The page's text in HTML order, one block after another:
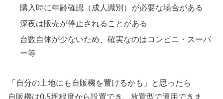
購入時に年齢確認（成人識別）が必要な場合がある
深夜は販売が停止されることがある
台数自体が少ないため、確実なのはコンビニ・スーパ
ー等
「自分の土地にも自販機を置けるかも」と思ったら
自販機は0.5坪程度から設置でき、放置型で運用できま